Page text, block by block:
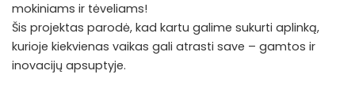
mokiniams ir tėveliams!
Šis projektas parodė, kad kartu galime sukurti aplinką,
kurioje kiekvienas vaikas gali atrasti save – gamtos ir
inovacijų apsuptyje.